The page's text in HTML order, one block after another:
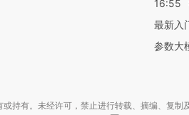
16:55
最新入
参数大
持有。未经许可，禁止进行转载、摘编、复制